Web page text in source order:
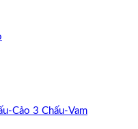
Cảo 3 Chấu-Vam